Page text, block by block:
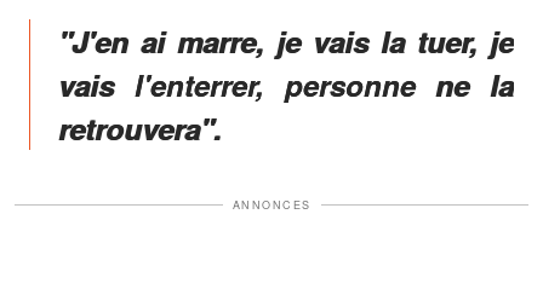
"J'en ai marre, je vais la tuer, je
vais l'enterrer, personne ne la
retrouvera".
ANNONCES